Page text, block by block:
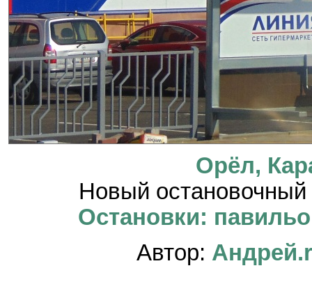
Орёл,
Новый
Остановки:
Автор: